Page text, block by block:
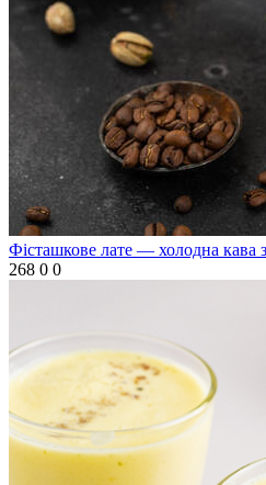
Фісташкове лате — холодна кава
268 0 0